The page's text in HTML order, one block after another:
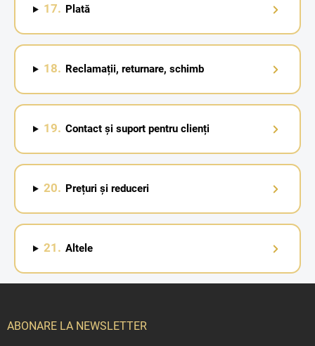
17. Plată
18. Reclamații, returnare, schimb
19. Contact și suport pentru clienți
20. Prețuri și reduceri
21. Altele
ABONARE LA NEWSLETTER